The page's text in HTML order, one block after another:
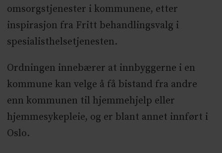
omsorgstjenester i kommunene, etter
inspirasjon fra Fritt behandlingsvalg i
spesialisthelsetjenesten.
Ordningen innebærer at innbyggerne i en
kommune kan velge å få bistand fra andre
enn kommunen til hjemmehjelp eller
hjemmesykepleie, og er blant annet innført i
Oslo.